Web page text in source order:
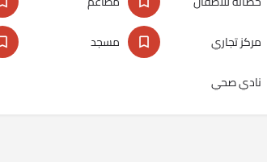
مركز تجاري
مسجد
نادي صحي